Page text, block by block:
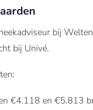
bij
bij Univé.
€4.118 en €5.813